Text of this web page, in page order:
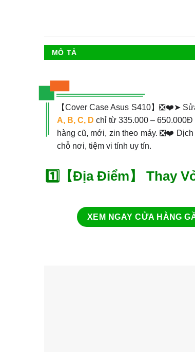
MÔ TẢ
【Cover Case Asus S410】❎❤️➤
A, B, C, D chỉ từ 335.000 –
hàng cũ, mới, zin theo máy. ❎❤️
chỗ nơi, tiệm vi tính uy tín.
1️⃣【Địa Điểm】 Thay
XEM NGAY CỬA HÀNG